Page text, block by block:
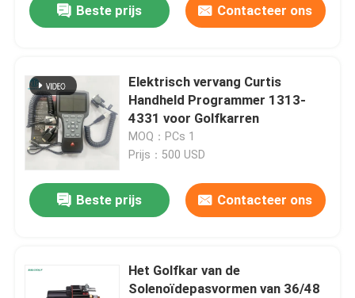
Beste prijs Contacteer ons
Elektrisch vervang Curtis
Handheld Programmer 1313-
4331 voor Golfkarren
MOQ：PCs 1
Prijs：500 USD
Beste prijs Contacteer ons
Het Golfkar van de
Solenoïdepasvormen van 36/48